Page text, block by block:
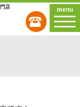
店 menu